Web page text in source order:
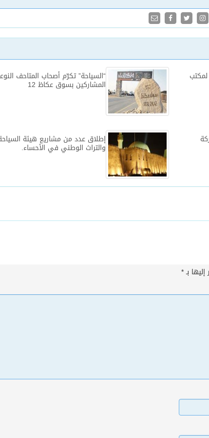
“السياحة” تكرّم أصحاب المتاحف
المشاركين بسوق عكاظ 12
أثرية لمكتب
إطلاق عدد من مشاريع هيئة
والتراث الوطني في الأحساء.
بـ*